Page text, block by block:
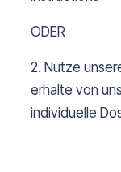
ODER
2. Nutze
erhalte von
individuelle